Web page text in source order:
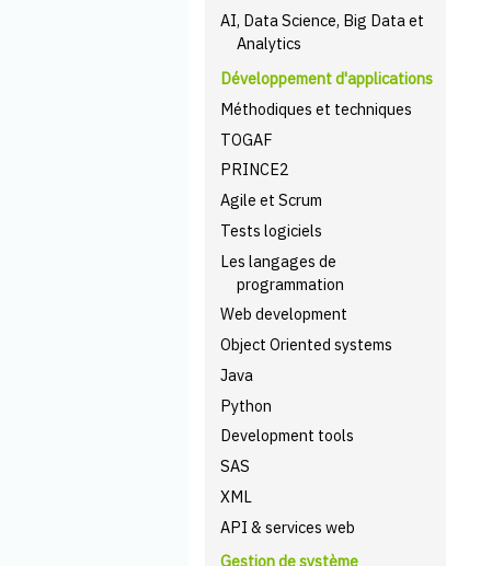
AI, Data Science, Big Data et
Analytics
Développement d'applications
Méthodiques et techniques
TOGAF
PRINCE2
Agile et Scrum
Tests logiciels
Les langages de
programmation
Web development
Object Oriented systems
Java
Python
Development tools
SAS
XML
API & services web
Gestion de système